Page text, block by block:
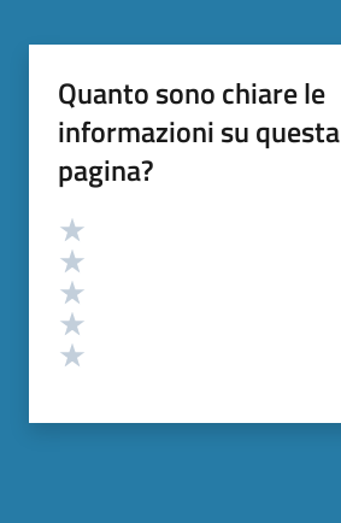
Quanto sono chiare le
informazioni su questa
pagina?
Valutazione